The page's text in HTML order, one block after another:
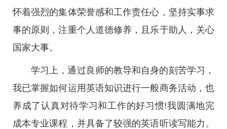
怀着强烈的集体荣誉感和工作责任心，坚持实事求
事的原则，注重个人道德修养，且乐于助人，关心
国家大事。
学习上，通过良师的教导和自身的刻苦学习，
我已掌握如何运用英语知识进行一般商务活动，也
养成了认真对待学习和工作的好习惯!我圆满地完
成本专业课程，并具备了较强的英语听读写能力。